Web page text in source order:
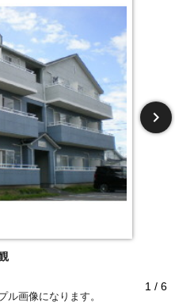
1 / 6
画像になります。